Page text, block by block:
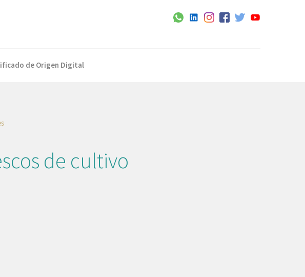
de Origen Digital
de cultivo